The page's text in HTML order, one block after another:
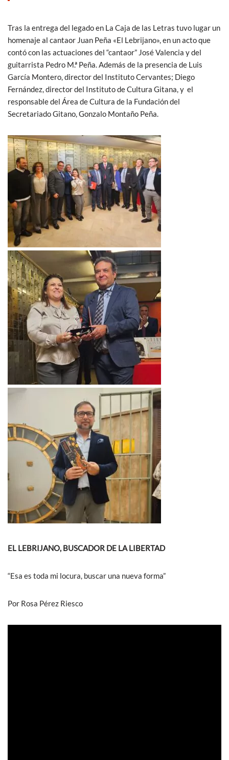
Tras la entrega del legado en La Caja de las Letras tuvo lugar un
homenaje al cantaor Juan Peña «El Lebrijano», en un acto que
contó con las actuaciones del “cantaor” José Valencia y del
guitarrista Pedro M.ª Peña. Además de la presencia de Luis
García Montero, director del Instituto Cervantes; Diego
Fernández, director del Instituto de Cultura Gitana, y el
responsable del Área de Cultura de la Fundación del
Secretariado Gitano, Gonzalo Montaño Peña.
EL LEBRIJANO, BUSCADOR DE LA LIBERTAD
“Esa es toda mi locura, buscar una nueva forma”
Por Rosa Pérez Riesco